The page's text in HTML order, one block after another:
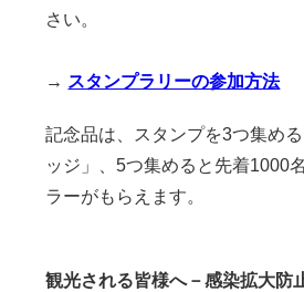
さい。
→ スタンプラリーの参加方法
記念品は、スタンプを3つ集め
ッジ」、5つ集めると先着1000
ラーがもらえます。
観光される皆様へ－感染拡大防